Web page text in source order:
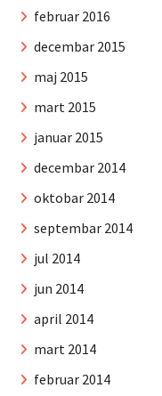
februar 2016
decembar 2015
maj 2015
mart 2015
januar 2015
decembar 2014
oktobar 2014
septembar 2014
jul 2014
jun 2014
april 2014
mart 2014
februar 2014